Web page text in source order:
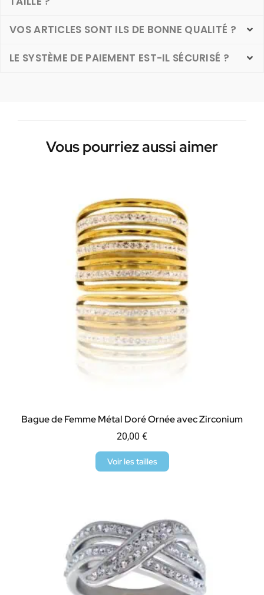
VOS ARTICLES SONT ILS DE BONNE QUALITÉ ?
LE SYSTÈME DE PAIEMENT EST-IL SÉCURISÉ ?
Vous pourriez aussi aimer
Bague de Femme Métal Doré Ornée avec Zirconium
20,00 €
Voir les tailles